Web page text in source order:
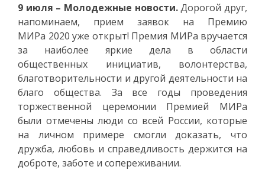
9 июля – Молодежные новости.Дорогой друг,
напоминаем, прием заявок на Премию
МИРа 2020 уже открыт! Премия МИРа вручается
за наиболее яркие дела в области
общественных инициатив, волонтерства,
благотворительности и другой деятельности на
благо общества. За все годы проведения
торжественной церемонии Премией МИРа
были отмечены люди со всей России, которые
на личном примере смогли доказать, что
дружба, любовь и справедливость держится на
доброте, заботе и сопереживании.